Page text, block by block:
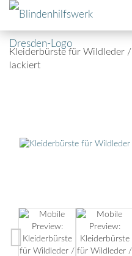
Kleiderbürste für Wildleder
lackiert